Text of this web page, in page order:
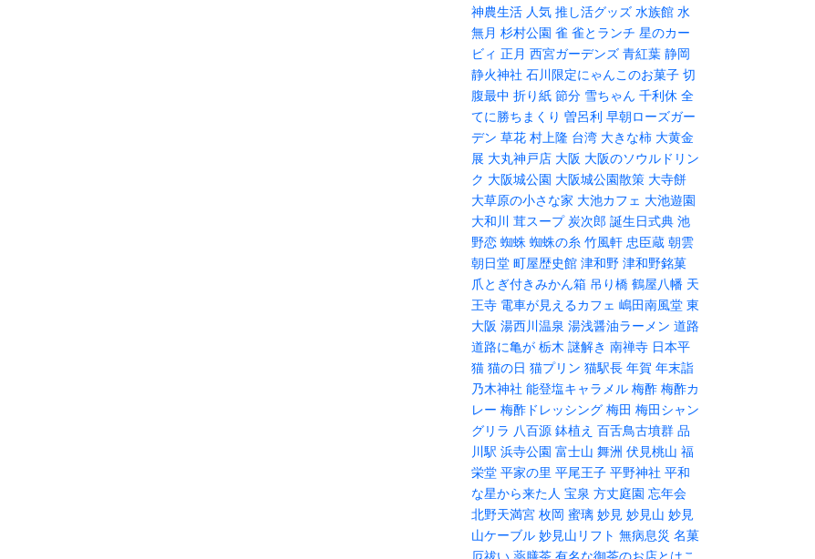
神農生活 人気 推し活グッズ 水族館 水
無月 杉村公園 雀 雀とランチ 星のカー
ビィ 正月 西宮ガーデンズ 青紅葉 静岡
静火神社 石川限定にゃんこのお菓子 切
腹最中 折り紙 節分 雪ちゃん 千利休 全
てに勝ちまくり 曽呂利 早朝ローズガー
デン 草花 村上隆 台湾 大きな柿 大黄金
展 大丸神戸店 大阪 大阪のソウルドリン
ク 大阪城公園 大阪城公園散策 大寺餅
大草原の小さな家 大池カフェ 大池遊園
大和川 茸スープ 炭次郎 誕生日式典 池
野恋 蜘蛛 蜘蛛の糸 竹風軒 忠臣蔵 朝雲
朝日堂 町屋歴史館 津和野 津和野銘菓
爪とぎ付きみかん箱 吊り橋 鶴屋八幡 天
王寺 電車が見えるカフェ 嶋田南風堂 東
大阪 湯西川温泉 湯浅醤油ラーメン 道路
道路に亀が 栃木 謎解き 南禅寺 日本平
猫 猫の日 猫プリン 猫駅長 年賀 年末詣
乃木神社 能登塩キャラメル 梅酢 梅酢カ
レー 梅酢ドレッシング 梅田 梅田シャン
グリラ 八百源 鉢植え 百舌鳥古墳群 品
川駅 浜寺公園 富士山 舞洲 伏見桃山 福
栄堂 平家の里 平尾王子 平野神社 平和
な星から来た人 宝泉 方丈庭園 忘年会
北野天満宮 枚岡 蜜璃 妙見 妙見山 妙見
山ケーブル 妙見山リフト 無病息災 名菓
厄祓い 薬膳茶 有名な御茶のお店とはこ